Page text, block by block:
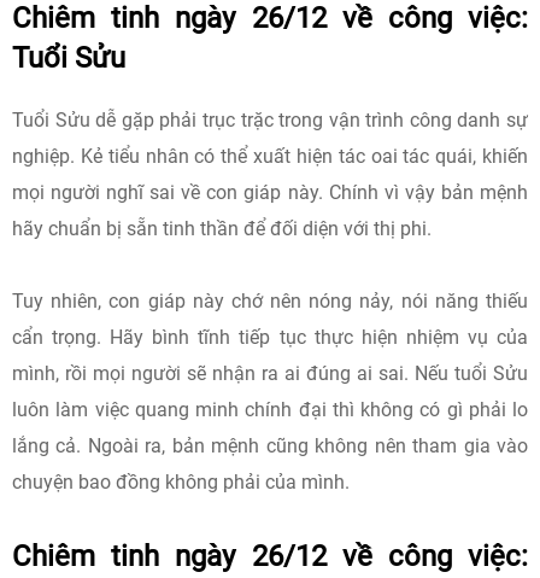
Chiêm tinh ngày 26/12 về công việc:
Tuổi Sửu
Tuổi Sửu dễ gặp phải trục trặc trong vận trình công danh sự
nghiệp. Kẻ tiểu nhân có thể xuất hiện tác oai tác quái, khiến
mọi người nghĩ sai về con giáp này. Chính vì vậy bản mệnh
hãy chuẩn bị sẵn tinh thần để đối diện với thị phi.
Tuy nhiên, con giáp này chớ nên nóng nảy, nói năng thiếu
cẩn trọng. Hãy bình tĩnh tiếp tục thực hiện nhiệm vụ của
mình, rồi mọi người sẽ nhận ra ai đúng ai sai. Nếu tuổi Sửu
luôn làm việc quang minh chính đại thì không có gì phải lo
lắng cả. Ngoài ra, bản mệnh cũng không nên tham gia vào
chuyện bao đồng không phải của mình.
Chiêm tinh ngày 26/12 về công việc: